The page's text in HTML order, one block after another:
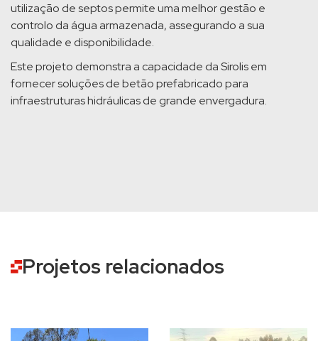
utilização de septos permite uma melhor gestão e
controlo da água armazenada, assegurando a sua
qualidade e disponibilidade.
Este projeto demonstra a capacidade da Sirolis em
fornecer soluções de betão prefabricado para
infraestruturas hidráulicas de grande envergadura.
Projetos relacionados